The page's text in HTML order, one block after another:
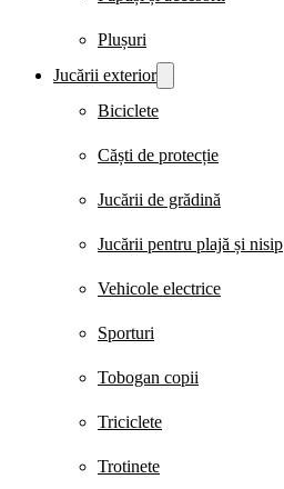
Plușuri
Jucării exterior
Biciclete
Căști de protecție
Jucării de grădină
Jucării pentru plajă și nisip
Vehicole electrice
Sporturi
Tobogan copii
Triciclete
Trotinete